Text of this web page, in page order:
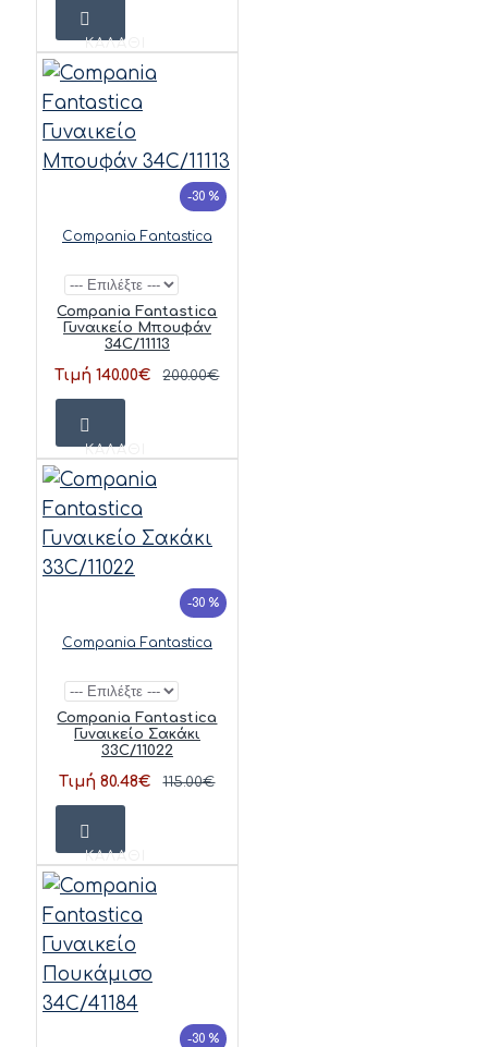
ΚΑΛΆΘΙ
-30 %
Compania Fantastica
Compania Fantastica
Γυναικείο Μπουφάν
34C/11113
Τιμή 140.00€ 200.00€
ΚΑΛΆΘΙ
-30 %
Compania Fantastica
Compania Fantastica
Γυναικείο Σακάκι
33C/11022
Τιμή 80.48€ 115.00€
ΚΑΛΆΘΙ
-30 %